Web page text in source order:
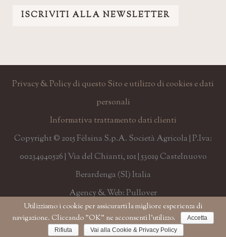
ISCRIVITI ALLA NEWSLETTER
Privacy & Policy di questo Sito e utilizzo di cookies e dati
personali
Informativa trattamento dati clienti
Copyright © 2015 Fèlsina S.p.A. Società Agricola | P.Iva:
00234940526 | Via del Chianti, 101 | 53019 Castelnuovo
Berardenga (SI) Italia
Agency & Web: Pullover
Utilizziamo i cookie per assicurarti la migliore esperienza di
navigazione. Cliccando "OK" ne acconsenti l'utilizzo.
Accetta
Rifiuta
Vai alla Cookie & Privacy Policy